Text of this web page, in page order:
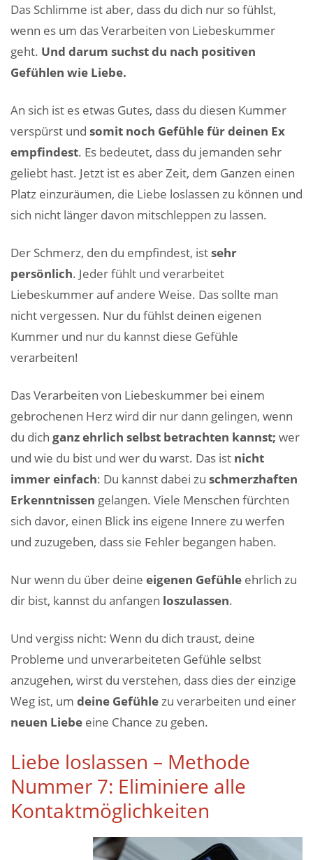
Das Schlimme ist aber, dass du dich nur so fühlst,
wenn es um das Verarbeiten von Liebeskummer
geht. Und darum suchst du nach positiven
Gefühlen wie Liebe.
An sich ist es etwas Gutes, dass du diesen Kummer
verspürst und somit noch Gefühle für deinen Ex
empfindest. Es bedeutet, dass du jemanden sehr
geliebt hast. Jetzt ist es aber Zeit, dem Ganzen einen
Platz einzuräumen, die Liebe loslassen zu können und
sich nicht länger davon mitschleppen zu lassen.
Der Schmerz, den du empfindest, istsehr
persönlich. Jeder fühlt und verarbeitet
Liebeskummer auf andere Weise. Das sollte man
nicht vergessen. Nur du fühlst deinen eigenen
Kummer und nur du kannst diese Gefühle
verarbeiten!
Das Verarbeiten von Liebeskummer bei einem
gebrochenen Herz wird dir nur dann gelingen, wenn
du dich ganz ehrlich selbst betrachten kannst; wer
und wie du bist und wer du warst. Das ist nicht
immer einfach: Du kannst dabei zu schmerzhaften
Erkenntnissen gelangen. Viele Menschen fürchten
sich davor, einen Blick ins eigene Innere zu werfen
und zuzugeben, dass sie Fehler begangen haben.
Nur wenn du über deine eigenen Gefühle ehrlich zu
dir bist, kannst du anfangen loszulassen.
Und vergiss nicht: Wenn du dich traust, deine
Probleme und unverarbeiteten Gefühle selbst
anzugehen, wirst du verstehen, dass dies der einzige
Weg ist, um deine Gefühlezu verarbeiten und einer
neuen Liebe eine Chance zu geben.
Liebe loslassen – Methode
Nummer 7: Eliminiere alle
Kontaktmöglichkeiten